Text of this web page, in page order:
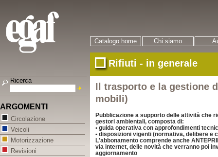
Catalogo home Chi siamo
Rifiuti - in generale
Il trasporto e la gestione
mobili)
Pubblicazione a supporto delle attività che
gestori ambientali, composta di:
• guida operativa con approfondimenti
• disposizioni vigenti (normativa, delibere e
L'abbonamento comprende anche
via internet, delle novità che verranno poi
aggiornamento
Ricerca
ARGOMENTI
Circolazione
Veicoli
Motorizzazione
Revisioni